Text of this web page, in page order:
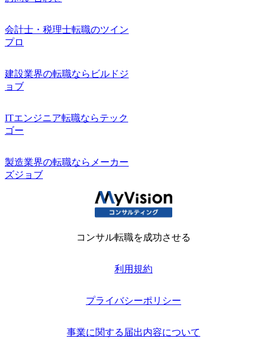
会計士・税理士転職のツイン
プロ
建設業界の転職ならビルドジ
ョブ
ITエンジニア転職ならテック
ゴー
製造業界の転職ならメーカー
ズジョブ
コンサル転職を成功させる
利用規約
プライバシーポリシー
事業に関する届出内容について